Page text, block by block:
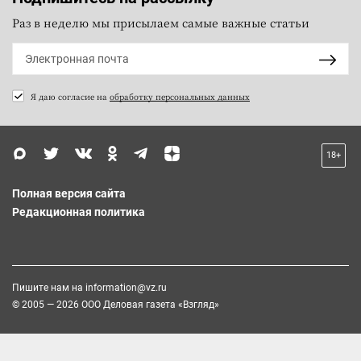
Раз в неделю мы присылаем самые важные статьи
Я даю согласие на обработку персональных данных
18+
Полная версия сайта
Редакционная политика
Пишите нам на information@vz.ru
© 2005 — 2026 ООО Деловая газета «Взгляд»